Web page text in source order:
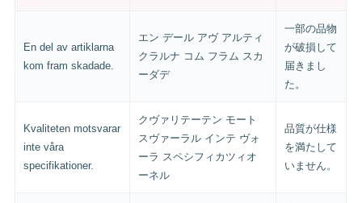
En del av artiklarna
kom fram skadade.
エン デール アヴ アルティ
クラルナ コム フラム スカ
ーダデ
一部の品物
が破損して
届きまし
た。
Kvaliteten motsvarar
inte våra
specifikationer.
クヴァリテーテン モート
スヴァーラル インテ ヴォ
ーラ スペシフィカツィオ
ーネル
品質が仕様
を満たして
いません。